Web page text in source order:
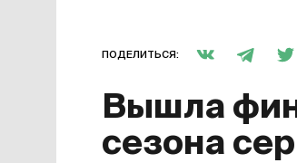
ПОДЕЛИТЬСЯ:
Вышла
сезона